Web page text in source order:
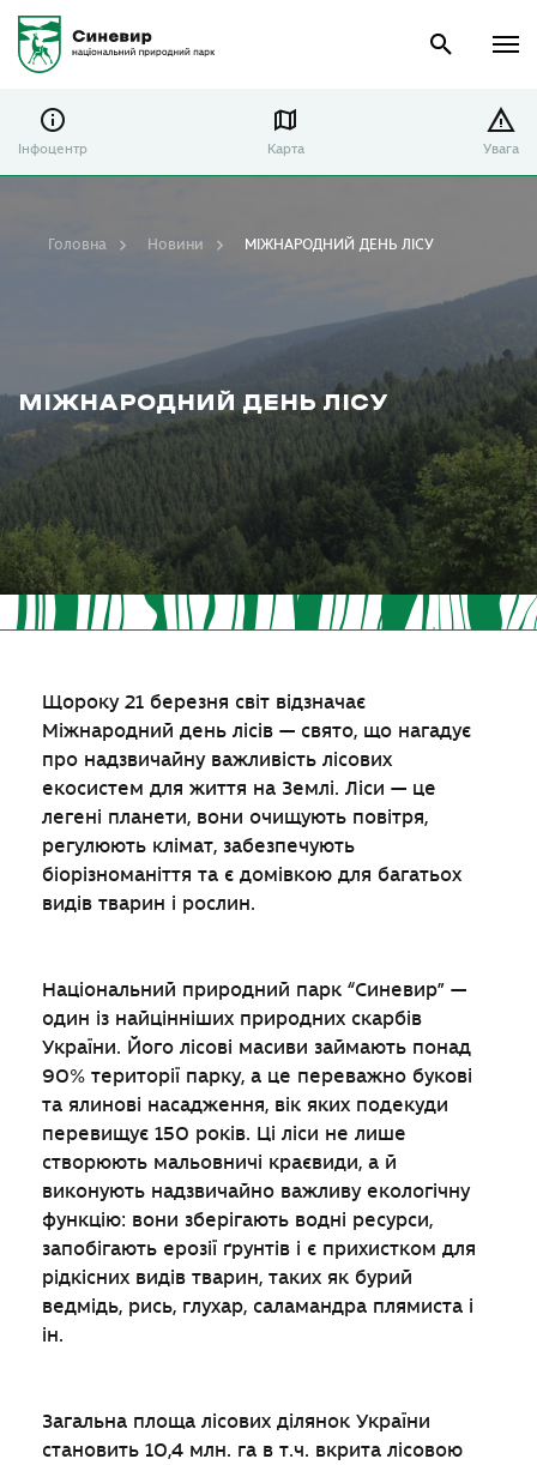
Інфоцентр Карта Увага
МІЖНАРОДНИЙ ДЕНЬ ЛІСУ
Головна Новини МІЖНАРОДНИЙ ДЕНЬ ЛІСУ
Щороку 21 березня світ відзначає
Міжнародний день лісів — свято, що нагадує
про надзвичайну важливість лісових
екосистем для життя на Землі. Ліси — це
легені планети, вони очищують повітря,
регулюють клімат, забезпечують
біорізноманіття та є домівкою для багатьох
видів тварин і рослин.
Національний природний парк “Синевир” —
один із найцінніших природних скарбів
України. Його лісові масиви займають понад
90% території парку, а це переважно букові
та ялинові насадження, вік яких подекуди
перевищує 150 років. Ці ліси не лише
створюють мальовничі краєвиди, а й
виконують надзвичайно важливу екологічну
функцію: вони зберігають водні ресурси,
запобігають ерозії ґрунтів і є прихистком для
рідкісних видів тварин, таких як бурий
ведмідь, рись, глухар, саламандра плямиста і
ін.
Загальна площа лісових ділянок України
становить 10,4 млн. га в т.ч. вкрита лісовою